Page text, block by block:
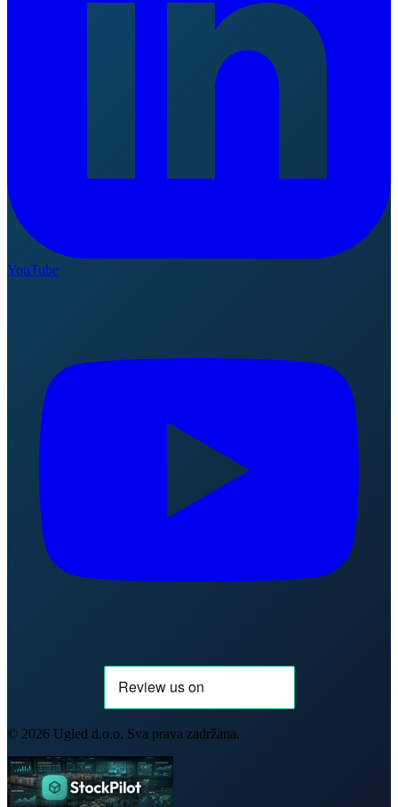
YouTube
© 2026 Ugled d.o.o. Sva prava zadržana.